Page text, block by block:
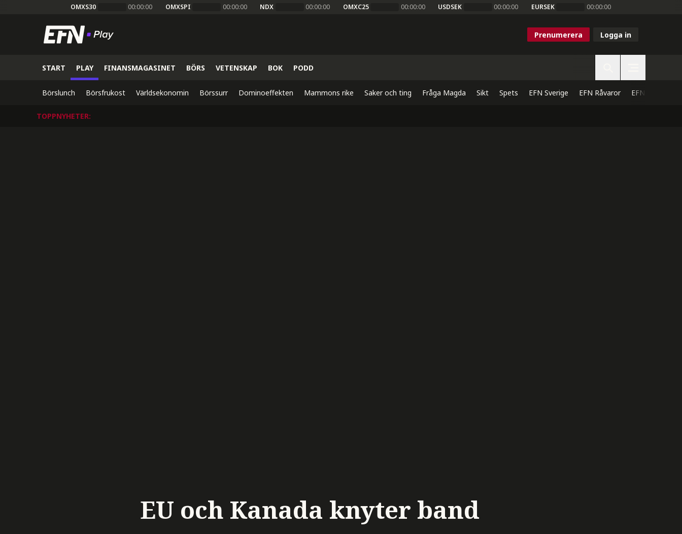
OMXS30 00:00:00 OMXSPI 00:00:00 NDX 00:00:00 OMXC25 00:00:00 USDSEK 00:00:00 EURSEK 00:00:00
Prenumerera Logga in
START PLAY FINANSMAGASINET BÖRS VETENSKAP BOK PODD
Börslunch Börsfrukost Världsekonomin Börssurr Dominoeffekten Mammons rike Saker och ting Fråga Magda Sikt Spets EFN Sverige EFN Råvaror EFN Direkt
TOPPNYHETER:
EU och Kanada knyter band